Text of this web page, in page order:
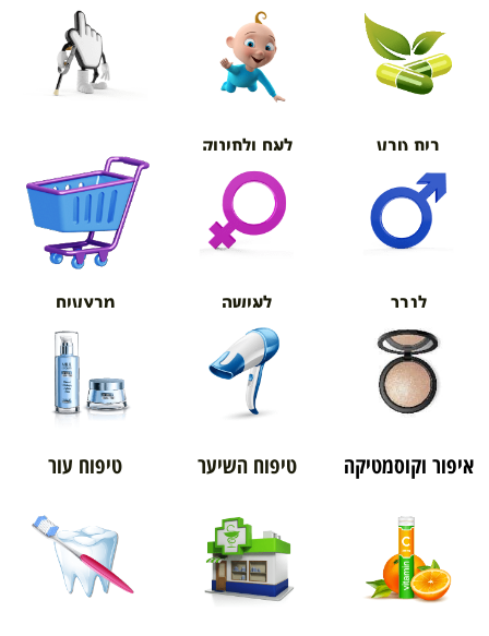
בית טבע לאם ולתינוק
אורטופדיה
לגבר לאישה מבצעים
איפור וקוסמטיקה טיפוח השיער טיפוח עור